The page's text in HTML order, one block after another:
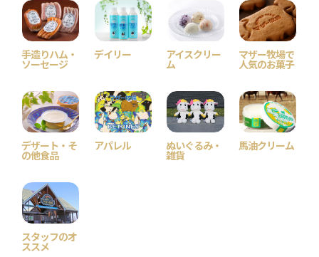
手造りハム・
ソーセージ
デイリー アイスクリー
ム
マザー牧場で
人気のお菓子
デザート・そ
の他食品
アパレル ぬいぐるみ・
雑貨
馬油クリーム
スタッフのオ
ススメ